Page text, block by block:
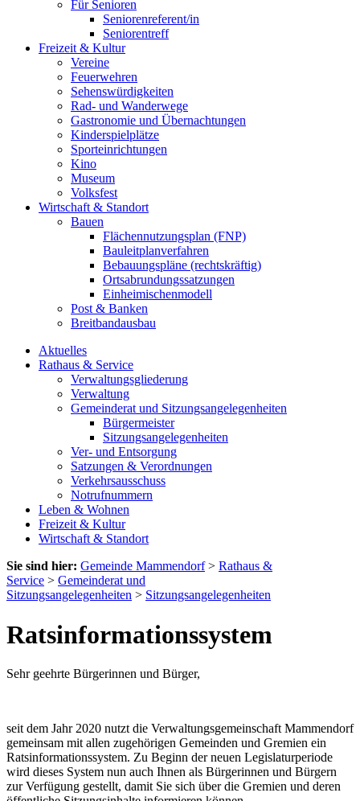
Für Senioren
Seniorenreferent/in
Seniorentreff
Freizeit & Kultur
Vereine
Feuerwehren
Sehenswürdigkeiten
Rad- und Wanderwege
Gastronomie und Übernachtungen
Kinderspielplätze
Sporteinrichtungen
Kino
Museum
Volksfest
Wirtschaft & Standort
Bauen
Flächennutzungsplan (FNP)
Bauleitplanverfahren
Bebauungspläne (rechtskräftig)
Ortsabrundungssatzungen
Einheimischenmodell
Post & Banken
Breitbandausbau
Aktuelles
Rathaus & Service
Verwaltungsgliederung
Verwaltung
Gemeinderat und Sitzungsangelegenheiten
Bürgermeister
Sitzungsangelegenheiten
Ver- und Entsorgung
Satzungen & Verordnungen
Verkehrsausschuss
Notrufnummern
Leben & Wohnen
Freizeit & Kultur
Wirtschaft & Standort
Sie sind hier: Gemeinde Mammendorf> Rathaus &
Service > Gemeinderat und
Sitzungsangelegenheiten > Sitzungsangelegenheiten
Ratsinformationssystem
Sehr geehrte Bürgerinnen und Bürger,
seit dem Jahr 2020 nutzt die Verwaltungsgemeinschaft Mammendorf
gemeinsam mit allen zugehörigen Gemeinden und Gremien ein
Ratsinformationssystem. Zu Beginn der neuen Legislaturperiode
wird dieses System nun auch Ihnen als Bürgerinnen und Bürgern
zur Verfügung gestellt, damit Sie sich über die Gremien und deren